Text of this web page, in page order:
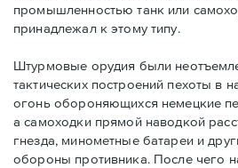
промышленностью танк или
принадлежал к этому типу.
Штурмовые орудия были
тактических построений пехоты в
огонь обороняющихся немецкие
а самоходки прямой наводкой
гнезда, минометные батареи и
обороны противника. После чего